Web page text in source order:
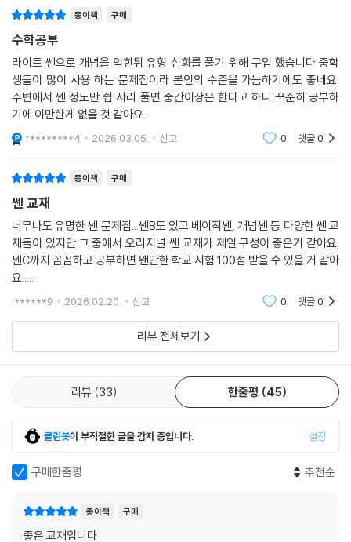
종이책 구매
수학공부
라이트 쎈으로 개념을 익힌뒤 유형 심화를 풀기 위해 구입 했습니다 중학
생들이 많이 사용 하는 문제집이라 본인의 수준을 가늠하기에도 좋네요.
주변에서 쎈 정도만 쉽 사리 풀면 중간이상은 한다고 하니 꾸준히 공부하
기에 이만한게 없을 것 같아요.
r********4 2026.03.05. 신고 0 댓글0
종이책 구매
쎈 교재
너무나도 유명한 쎈 문제집...쎈B도 있고 베이직쎈, 개념쎈 등 다양한 쎈 교
재들이 있지만 그 중에서 오리지널 쎈 교재가 제일 구성이 좋은거 같아요.
쎈C까지 꼼꼼하고 공부하면 왠만한 학교 시험 100점 받을 수 있을 거 같아
요.....
l******9 2026.02.20. 신고 0 댓글0
리뷰 전체보기
리뷰 33 한줄평 45
클린봇이 부적절한 글을 감지 중입니다. 설정
구매한줄평 추천순
종이책 구매
좋은 교재입니다